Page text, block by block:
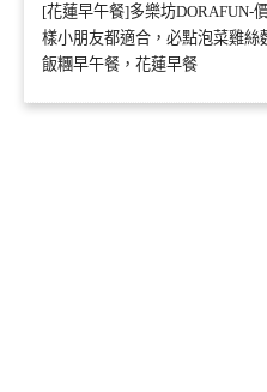
[花蓮早午餐]多樂坊DORAFUN-
樣小朋友都適合，必點泡菜雞絲
飯糰早午餐，花蓮早餐